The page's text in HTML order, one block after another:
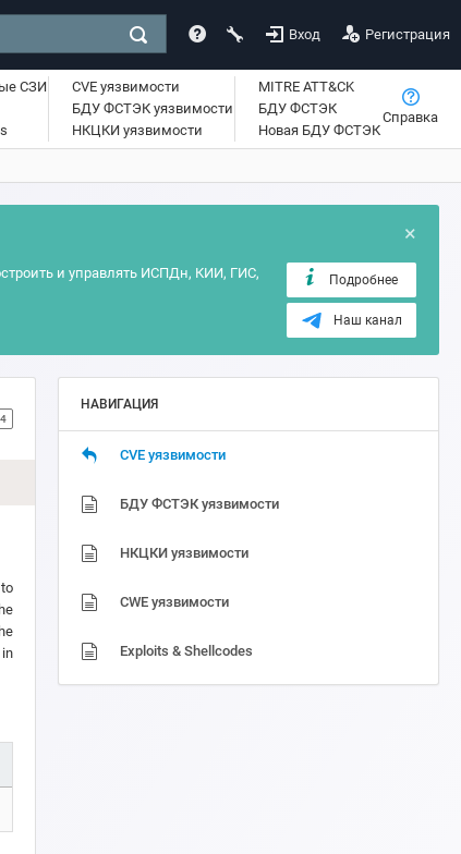
Вход Регистрация
СЗИ
CVE уязвимости
БДУ ФСТЭК уязвимости
НКЦКИ уязвимости
MITRE ATT&CK
БДУ ФСТЭК
Новая БДУ ФСТЭК
Справка
×
и управлять ИСПДн, КИИ, ГИС,
Подробнее
Наш канал
НАВИГАЦИЯ
CVE уязвимости
БДУ ФСТЭК уязвимости
НКЦКИ уязвимости
CWE уязвимости
Exploits & Shellcodes